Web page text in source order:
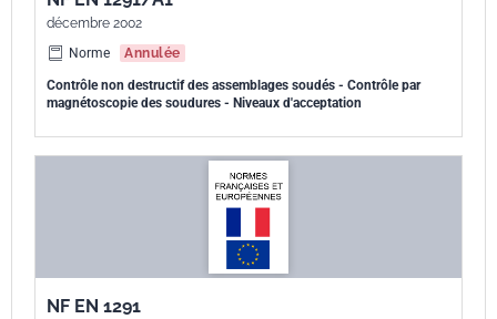
décembre 2002
Norme
Annulée
Contrôle non destructif des assemblages soudés - Contrôle par
magnétoscopie des soudures - Niveaux d'acceptation
NF EN 1291